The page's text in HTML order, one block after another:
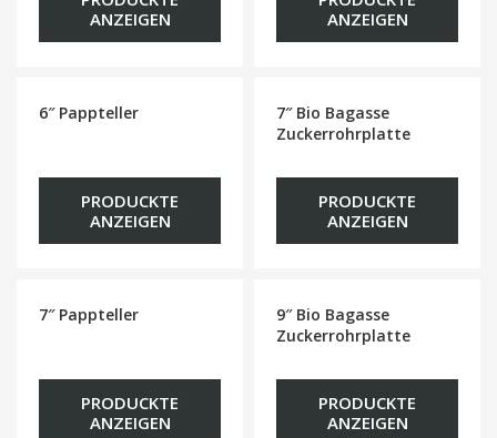
ANZEIGEN
ANZEIGEN
6″ Pappteller
PRODUCKTE
ANZEIGEN
7″ Bio Bagasse
Zuckerrohrplatte
PRODUCKTE
ANZEIGEN
7″ Pappteller
PRODUCKTE
ANZEIGEN
9″ Bio Bagasse
Zuckerrohrplatte
PRODUCKTE
ANZEIGEN